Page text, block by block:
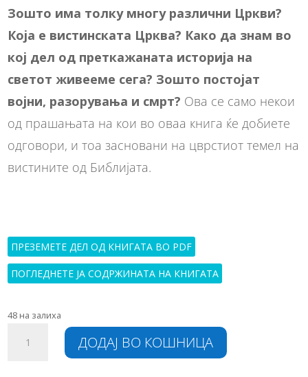
Зошто има толку многу различни Цркви?
Која е вистинската Црква? Како да знам во
кој дел од преткажаната историја на
светот живееме сега? Зошто постојат
војни, разорувања и смрт? Ова се само некои
од прашањата на кои во оваа книга ќе добиете
одговори, и тоа засновани на цврстиот темел на
вистините од Библијата.
ПРЕЗЕМЕТЕ ДЕЛ ОД КНИГАТА ВО PDF
ПОГЛЕДНЕТЕ ЈА СОДРЖИНАТА НА КНИГАТА
48 на залиха
ДОДАЈ ВО КОШНИЦА